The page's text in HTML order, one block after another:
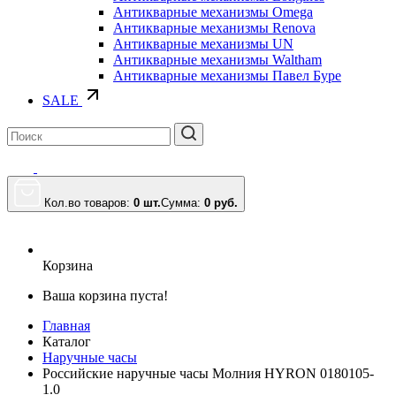
Антикварные механизмы Omega
Антикварные механизмы Renova
Антикварные механизмы UN
Антикварные механизмы Waltham
Антикварные механизмы Павел Буре
SALE
Кол.во товаров: 0 шт.Сумма: 0 руб.
Корзина
Ваша корзина пуста!
Главная
Каталог
Наручные часы
Российские наручные часы Молния HYRON 0180105-
1.0